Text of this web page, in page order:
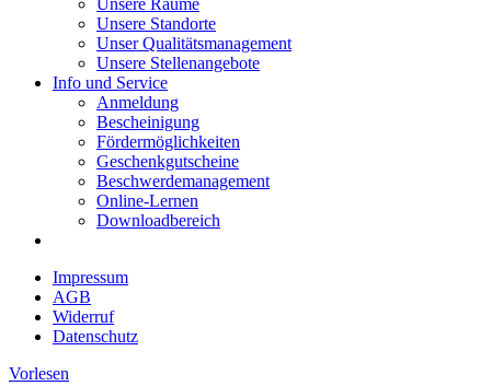
Unsere Räume
Unsere Standorte
Unser Qualitätsmanagement
Unsere Stellenangebote
Info und Service
Anmeldung
Bescheinigung
Fördermöglichkeiten
Geschenkgutscheine
Beschwerdemanagement
Online-Lernen
Downloadbereich
Impressum
AGB
Widerruf
Datenschutz
Vorlesen